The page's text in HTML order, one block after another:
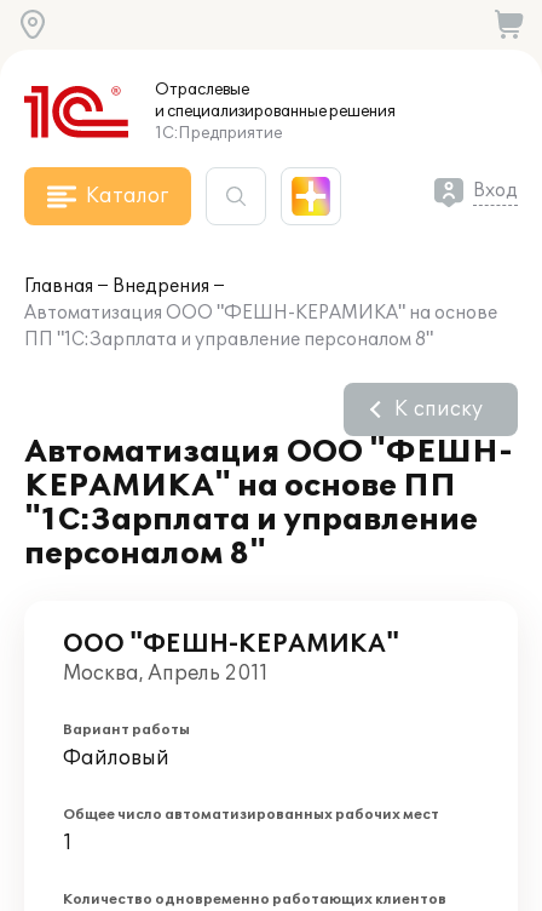
Отраслевые
и специализированныерешения
1С:Предприятие
Каталог Вход
Главная
Внедрения
Автоматизация ООО "ФЕШН-КЕРАМИКА" на основе
ПП "1С:Зарплата и управление персоналом 8"
Автоматизация ООО "ФЕШН-
КЕРАМИКА" на основе ПП
"1С:Зарплата и управление
персоналом 8"
К списку
ООО "ФЕШН-КЕРАМИКА"
Москва, Апрель 2011
Вариант работы
Файловый
Общее число автоматизированных рабочих мест
1
Количество одновременно работающих клиентов